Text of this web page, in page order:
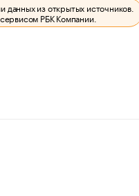
из открытых источников.
РБК Компании.